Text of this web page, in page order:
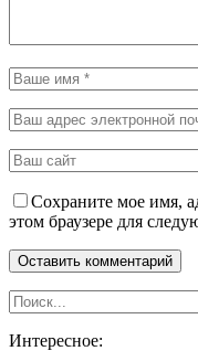
Сохраните мое имя,
этом браузере для
Интересное: